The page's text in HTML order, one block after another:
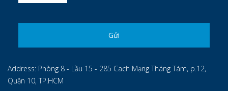
Address: Phòng 8 - Lầu 15 - 285 Cach Mạng Tháng Tám, p.12,
Quận 10, TP.HCM